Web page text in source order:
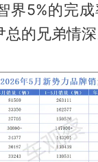
界5%的完
的兄弟情深